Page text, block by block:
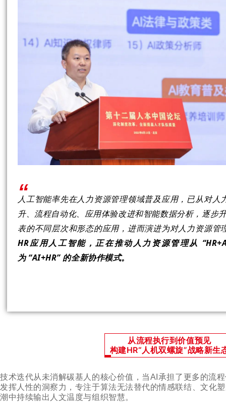
“
人工智能率先在人力资源管理领域普及应用，已从对人
升、流程自动化、应用体验改进和智能数据分析，逐步
表的不同层次和形态的应用，进而演进为对人力资源管
HR应用人工智能，正在推动人力资源管理从
为 “AI+HR” 的全新协作模式。
从流程执行到价值预见
构建HR“人机双螺旋”战略新生
技术迭代从未消解碳基人的核心价值，当AI承担了更多的流
发挥人性的洞察力，专注于算法无法替代的情感联结、文化
潮中持续输出人文温度与组织智慧。